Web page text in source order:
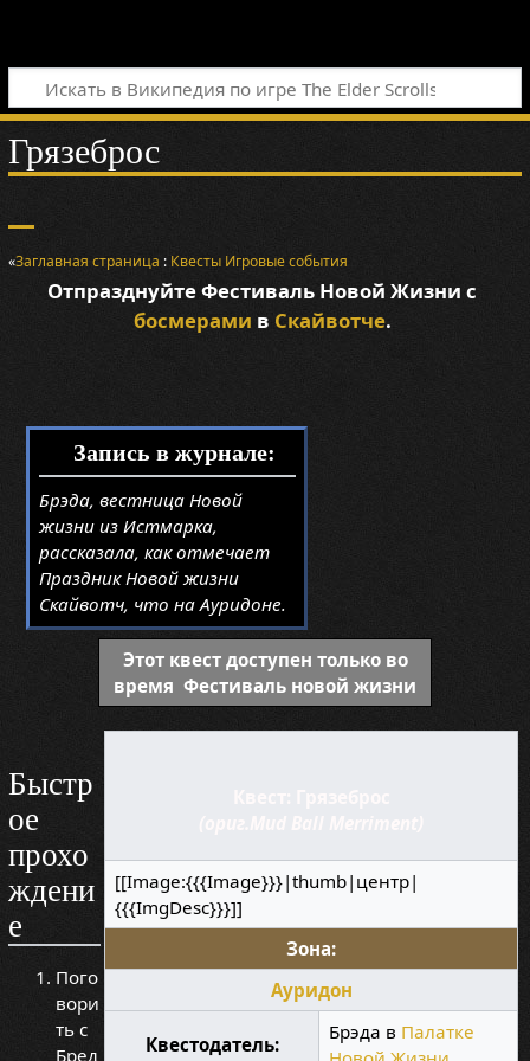
Грязеброс
«Заглавная страница : Квесты Игровые события
Отпразднуйте Фестиваль Новой Жизни с
босмерами в Скайвотче.
Запись в журнале:
Брэда, вестница Новой
жизни из Истмарка,
рассказала, как отмечает
Праздник Новой жизни
Скайвотч, что на Ауридоне.
Этот квест доступен только во
время Фестиваль новой жизни
[[Image:{{{Image}}}|thumb|центр|
{{{ImgDesc}}}]]
Зона:
Ауридон
Квестодатель:
Брэда в Палатке
Быстр
ое
прохо
ждени
е
Пого
вори
ть с
Бред